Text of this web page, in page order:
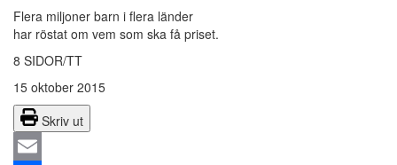
Flera miljoner barn i flera länder
har röstat om vem som ska få priset.
8 SIDOR/TT
15 oktober 2015
Skriv ut